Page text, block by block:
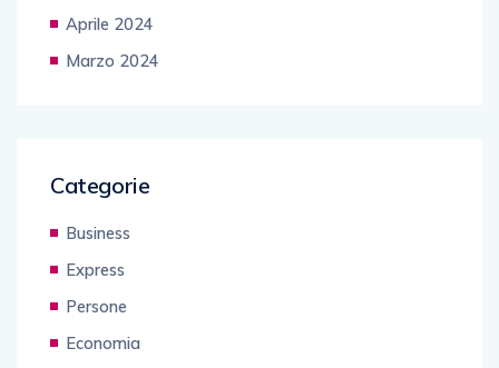
Aprile 2024
Marzo 2024
Categorie
Business
Express
Persone
Economia